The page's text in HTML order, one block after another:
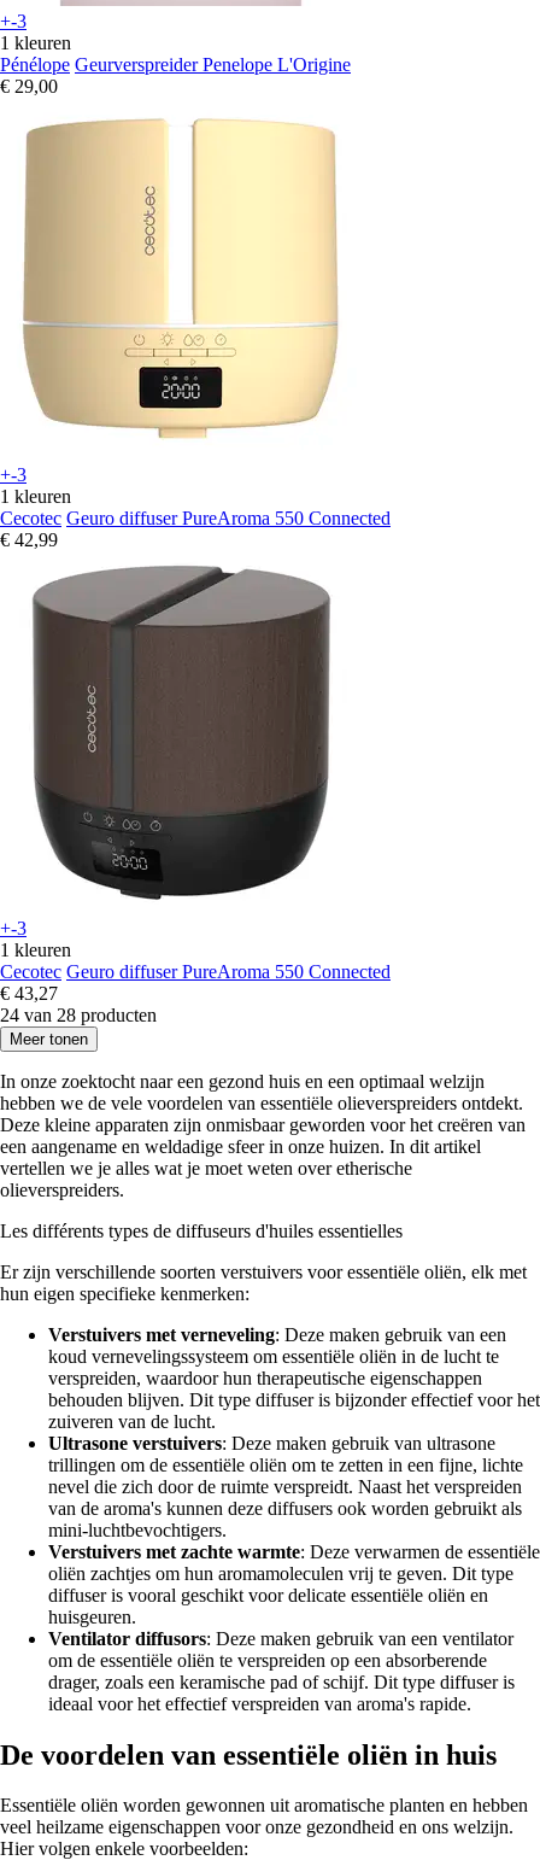
+-3
1 kleuren
Pénélope Geurverspreider Penelope L'Origine
€ 29,00
+-3
1 kleuren
Cecotec Geuro diffuser PureAroma 550 Connected
€ 42,99
+-3
1 kleuren
Cecotec Geuro diffuser PureAroma 550 Connected
€ 43,27
24 van 28 producten
Meer tonen
In onze zoektocht naar een gezond huis en een optimaal welzijn
hebben we de vele voordelen van essentiële olieverspreiders ontdekt.
Deze kleine apparaten zijn onmisbaar geworden voor het creëren van
een aangename en weldadige sfeer in onze huizen. In dit artikel
vertellen we je alles wat je moet weten over etherische
olieverspreiders.
Les différents types de diffuseurs d'huiles essentielles
Er zijn verschillende soorten verstuivers voor essentiële oliën, elk met
hun eigen specifieke kenmerken:
Verstuivers met verneveling: Deze maken gebruik van een
koud vernevelingssysteem om essentiële oliën in de lucht te
verspreiden, waardoor hun therapeutische eigenschappen
behouden blijven. Dit type diffuser is bijzonder effectief voor het
zuiveren van de lucht.
Ultrasone verstuivers: Deze maken gebruik van ultrasone
trillingen om de essentiële oliën om te zetten in een fijne, lichte
nevel die zich door de ruimte verspreidt. Naast het verspreiden
van de aroma's kunnen deze diffusers ook worden gebruikt als
mini-luchtbevochtigers.
Verstuivers met zachte warmte: Deze verwarmen de essentiële
oliën zachtjes om hun aromamoleculen vrij te geven. Dit type
diffuser is vooral geschikt voor delicate essentiële oliën en
huisgeuren.
Ventilator diffusors: Deze maken gebruik van een ventilator
om de essentiële oliën te verspreiden op een absorberende
drager, zoals een keramische pad of schijf. Dit type diffuser is
ideaal voor het effectief verspreiden van aroma's rapide.
De voordelen van essentiële oliën in huis
Essentiële oliën worden gewonnen uit aromatische planten en hebben
veel heilzame eigenschappen voor onze gezondheid en ons welzijn.
Hier volgen enkele voorbeelden: